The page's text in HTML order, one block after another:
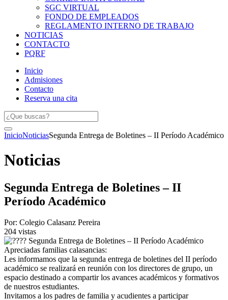
SGC VIRTUAL
FONDO DE EMPLEADOS
REGLAMENTO INTERNO DE TRABAJO
NOTICIAS
CONTACTO
PQRF
Inicio
Admisiones
Contacto
Reserva una cita
InicioNoticiasSegunda Entrega de Boletines – II Período Académico
Noticias
Segunda Entrega de Boletines – II
Período Académico
Por: Colegio Calasanz Pereira
204 vistas
Segunda Entrega de Boletines – II Período Académico
Apreciadas familias calasancias:
Les informamos que la segunda entrega de boletines del II período
académico se realizará en reunión con los directores de grupo, un
espacio destinado a compartir los avances académicos y formativos
de nuestros estudiantes.
Invitamos a los padres de familia y acudientes a participar